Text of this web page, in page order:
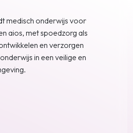
medisch onderwijs voor
aios, met spoedzorg als
en verzorgen
in een veilige en